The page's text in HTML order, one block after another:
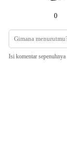
0
Isi komentar